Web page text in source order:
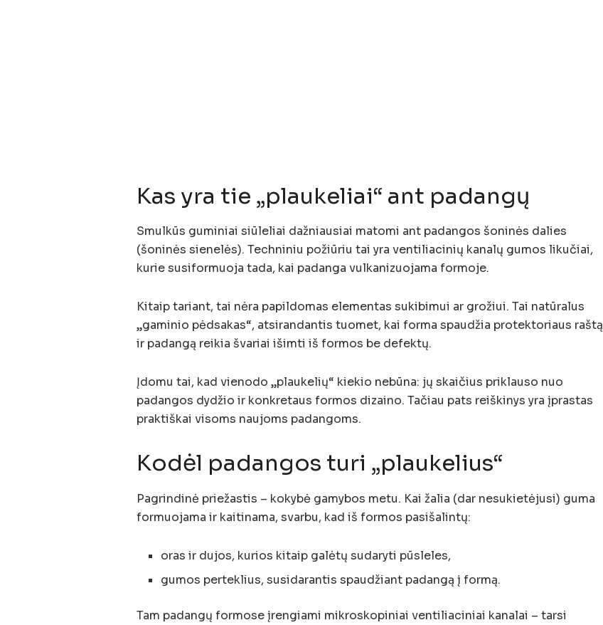
Kas yra tie „plaukeliai“ ant padangų
Smulkūs guminiai siūleliai dažniausiai matomi ant padangos šoninės dalies
(šoninės sienelės). Techniniu požiūriu tai yra ventiliacinių kanalų gumos likučiai,
kurie susiformuoja tada, kai padanga vulkanizuojama formoje.
Kitaip tariant, tai nėra papildomas elementas sukibimui ar grožiui. Tai natūralus
„gaminio pėdsakas“, atsirandantis tuomet, kai forma spaudžia protektoriaus raštą
ir padangą reikia švariai išimti iš formos be defektų.
Įdomu tai, kad vienodo „plaukelių“ kiekio nebūna: jų skaičius priklauso nuo
padangos dydžio ir konkretaus formos dizaino. Tačiau pats reiškinys yra įprastas
praktiškai visoms naujoms padangoms.
Kodėl padangos turi „plaukelius“
Pagrindinė priežastis – kokybė gamybos metu. Kai žalia (dar nesukietėjusi) guma
formuojama ir kaitinama, svarbu, kad iš formos pasišalintų:
oras ir dujos, kurios kitaip galėtų sudaryti pūsleles,
gumos perteklius, susidarantis spaudžiant padangą į formą.
Tam padangų formose įrengiami mikroskopiniai ventiliaciniai kanalai – tarsi